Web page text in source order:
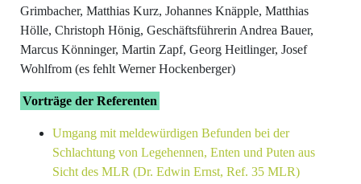
Grimbacher, Matthias Kurz, Johannes Knäpple, Matthias
Hölle, Christoph Hönig, Geschäftsführerin Andrea Bauer,
Marcus Könninger, Martin Zapf, Georg Heitlinger, Josef
Wohlfrom (es fehlt Werner Hockenberger)
Vorträge der Referenten
Umgang mit meldewürdigen Befunden bei der
Schlachtung von Legehennen, Enten und Puten aus
Sicht des MLR (Dr. Edwin Ernst, Ref. 35 MLR)